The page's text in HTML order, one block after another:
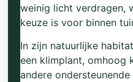
weinig licht verdragen,
keuze is voor binnen
In zijn natuurlijke
een klimplant, omhoog
andere